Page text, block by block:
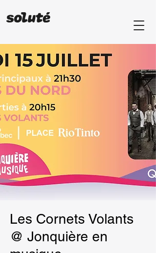
Les Cornets Volants
@ Jonquière en